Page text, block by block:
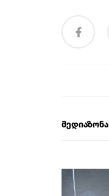
მედიაზონა